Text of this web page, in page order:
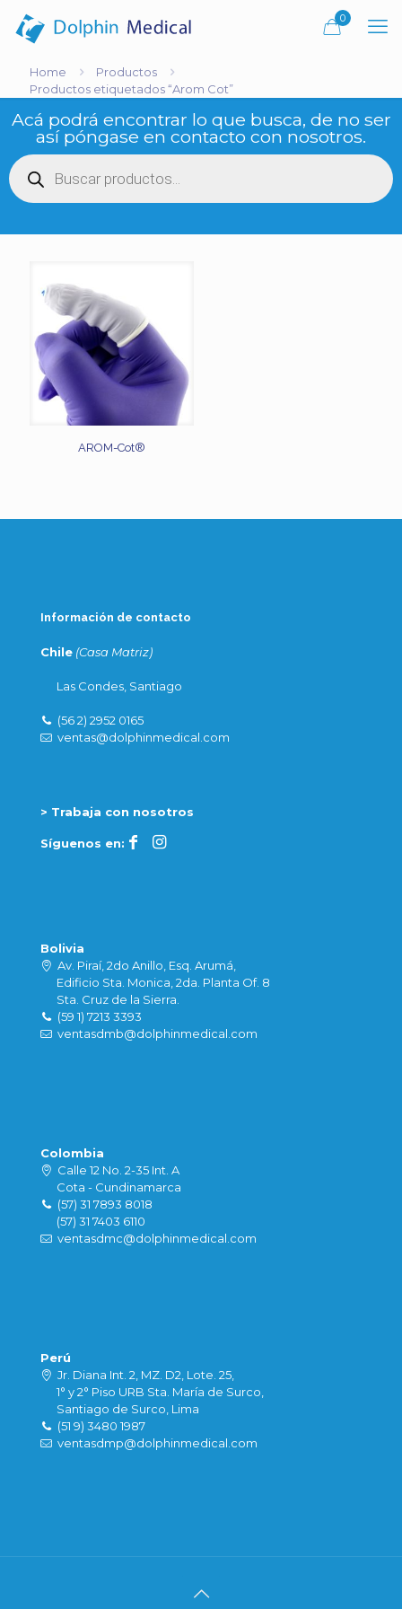
0
Home
Productos
Productos etiquetados “Arom Cot”
Acá podrá encontrar lo que busca, de no ser
así póngase en contacto con nosotros.
Búsqueda
de
productos
AROM-Cot®
Información de contacto
Chile (Casa Matriz)
Las Condes, Santiago
(56 2) 2952 0165
ventas@dolphinmedical.com
> Trabaja con nosotros
Síguenos en:
Bolivia
Av. Piraí, 2do Anillo, Esq. Arumá,
Edificio Sta. Monica, 2da. Planta Of. 8
Sta. Cruz de la Sierra.
(59 1) 7213 3393
ventasdmb@dolphinmedical.com
Colombia
Calle 12 No. 2-35 Int. A
Cota - Cundinamarca
(57) 31 7893 8018
(57) 31 7403 6110
ventasdmc@dolphinmedical.com
Perú
Jr. Diana Int. 2, MZ. D2, Lote. 25,
1° y 2° Piso URB Sta. María de Surco,
Santiago de Surco, Lima
(51 9) 3480 1987
ventasdmp@dolphinmedical.com